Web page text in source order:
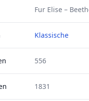
Fur Elise –
Klassische
556
1831